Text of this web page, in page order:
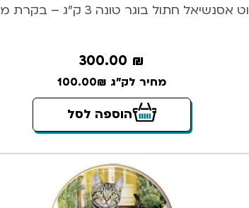
וט אסנשיאל חתול בוגר טונה 3 ק”ג – בקרת משקל
300.00 ₪
מחיר לק"ג 100.00₪
הוספה לסל